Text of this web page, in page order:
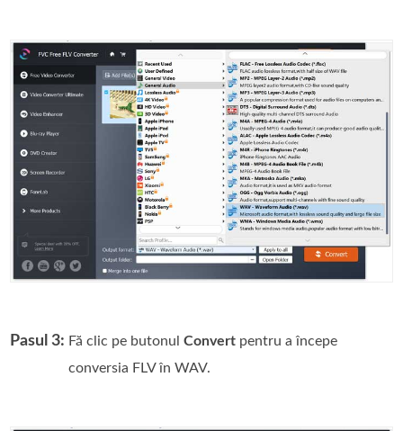
Pasul 3: Fă clic pe butonulConvert pentru a începe
conversia FLV în WAV.